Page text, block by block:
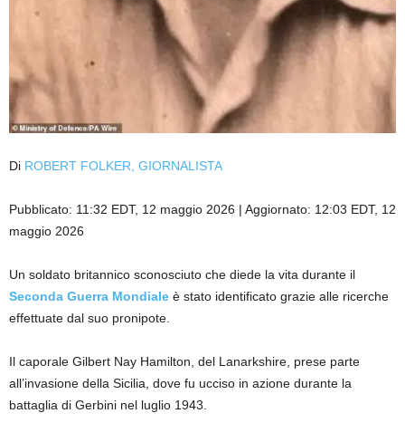
Di ROBERT FOLKER, GIORNALISTA
Pubblicato: 11:32 EDT, 12 maggio 2026 | Aggiornato: 12:03 EDT, 12
maggio 2026
Un soldato britannico sconosciuto che diede la vita durante il
Seconda Guerra Mondiale è stato identificato grazie alle ricerche
effettuate dal suo pronipote.
Il caporale Gilbert Nay Hamilton, del Lanarkshire, prese parte
all’invasione della Sicilia, dove fu ucciso in azione durante la
battaglia di Gerbini nel luglio 1943.